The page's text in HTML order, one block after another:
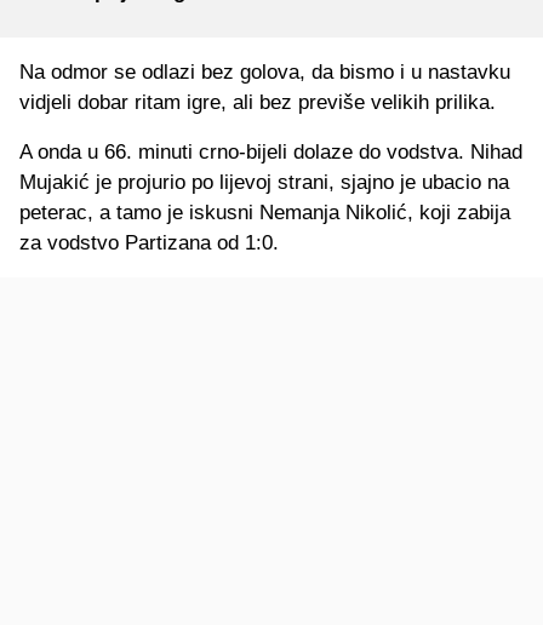
Na odmor se odlazi bez golova, da bismo i u nastavku
vidjeli dobar ritam igre, ali bez previše velikih prilika.
A onda u 66. minuti crno-bijeli dolaze do vodstva. Nihad
Mujakić je projurio po lijevoj strani, sjajno je ubacio na
peterac, a tamo je iskusni Nemanja Nikolić, koji zabija
za vodstvo Partizana od 1:0.